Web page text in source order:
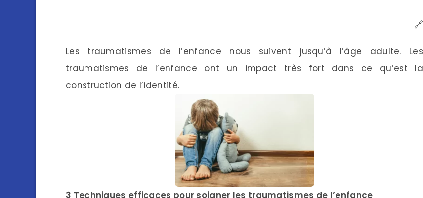
🔗
Les traumatismes de l’enfance nous suivent jusqu’à l’âge adulte. Les
traumatismes de l’enfance ont un impact très fort dans ce qu’est la
construction de l’identité.
3 Techniques efficaces pour soigner les traumatismes de l’enfance